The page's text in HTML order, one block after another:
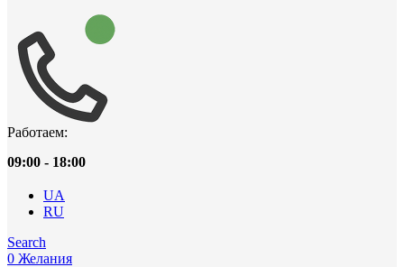
Работаем:
09:00 - 18:00
UA
RU
Search
0 Желания